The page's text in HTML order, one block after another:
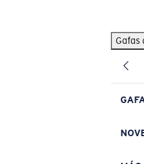
Gafas
BÚSQUEDAS POPULARES
Pilothouse PRO Limited Edition
Gafas de sol personalizadas
Los más vendidos de gafas de sol